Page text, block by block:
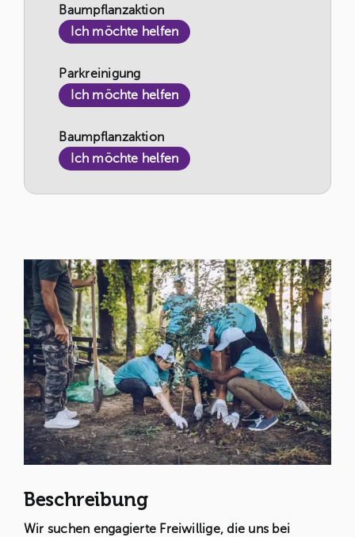
Baumpflanzaktion
Ich möchte helfen
Parkreinigung
Ich möchte helfen
Baumpflanzaktion
Ich möchte helfen
Beschreibung
Wir suchen engagierte Freiwillige, die uns bei